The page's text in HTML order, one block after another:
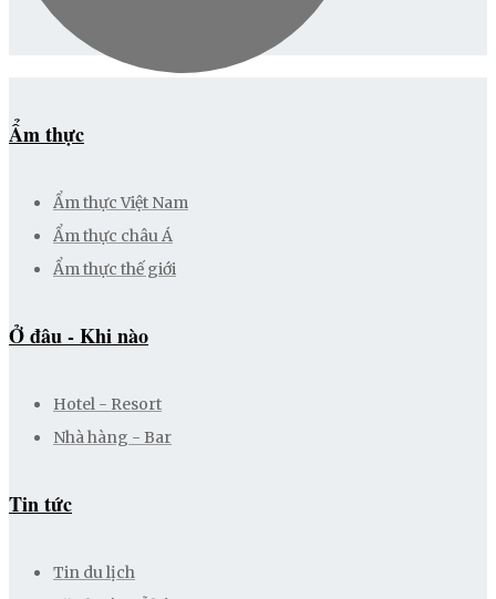
Ẩm thực
Ẩm thực Việt Nam
Ẩm thực châu Á
Ẩm thực thế giới
Ở đâu - Khi nào
Hotel - Resort
Nhà hàng - Bar
Tin tức
Tin du lịch